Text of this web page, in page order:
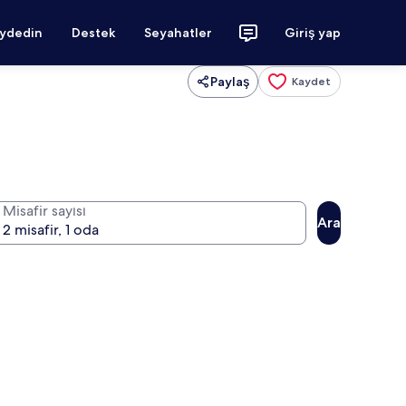
Destek Seyahatler Giriş yap
Paylaş Kaydet
Misafir sayısı
Ara